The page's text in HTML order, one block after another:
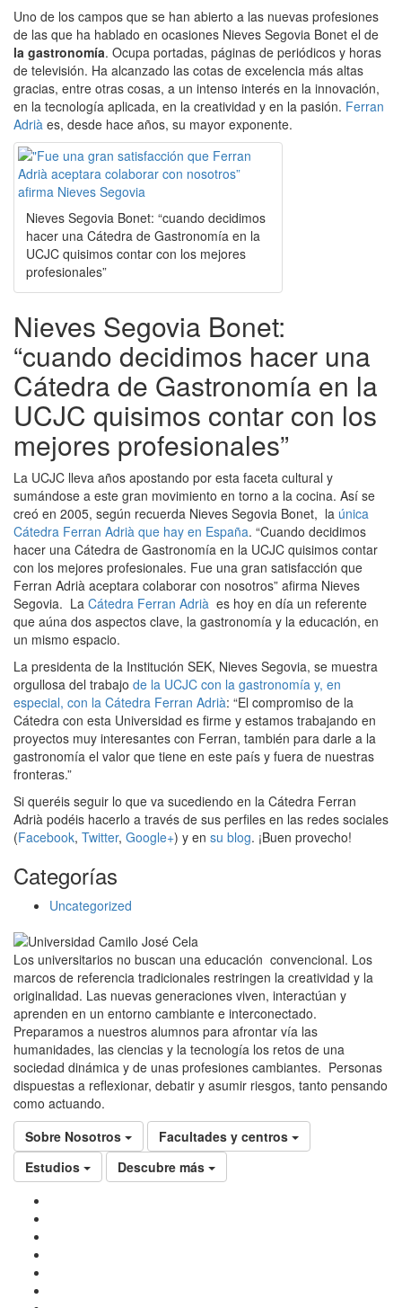
Uno de los campos que se han abierto a las nuevas profesiones
de las que ha hablado en ocasiones Nieves Segovia Bonet el de
la gastronomía. Ocupa portadas, páginas de periódicos y horas
de televisión. Ha alcanzado las cotas de excelencia más altas
gracias, entre otras cosas, a un intenso interés en la innovación,
en la tecnología aplicada, en la creatividad y en la pasión. Ferran
Adrià es, desde hace años, su mayor exponente.
Nieves Segovia Bonet: “cuando decidimos
hacer una Cátedra de Gastronomía en la
UCJC quisimos contar con los mejores
profesionales”
Nieves Segovia Bonet:
“cuando decidimos hacer una
Cátedra de Gastronomía en la
UCJC quisimos contar con los
mejores profesionales”
La UCJC lleva años apostando por esta faceta cultural y
sumándose a este gran movimiento en torno a la cocina. Así se
creó en 2005, según recuerda Nieves Segovia Bonet, la única
Cátedra Ferran Adrià que hay en España. “Cuando decidimos
hacer una Cátedra de Gastronomía en la UCJC quisimos contar
con los mejores profesionales. Fue una gran satisfacción que
Ferran Adrià aceptara colaborar con nosotros” afirma Nieves
Segovia. La Cátedra Ferran Adrià es hoy en día un referente
que aúna dos aspectos clave, la gastronomía y la educación, en
un mismo espacio.
La presidenta de la Institución SEK, Nieves Segovia, se muestra
orgullosa del trabajo de la UCJC con la gastronomía y, en
especial, con la Cátedra Ferran Adrià: “El compromiso de la
Cátedra con esta Universidad es firme y estamos trabajando en
proyectos muy interesantes con Ferran, también para darle a la
gastronomía el valor que tiene en este país y fuera de nuestras
fronteras.”
Si queréis seguir lo que va sucediendo en la Cátedra Ferran
Adrià podéis hacerlo a través de sus perfiles en las redes sociales
(Facebook, Twitter, Google+) y en su blog. ¡Buen provecho!
Categorías
Uncategorized
Los universitarios no buscan una educación convencional. Los
marcos de referencia tradicionales restringen la creatividad y la
originalidad. Las nuevas generaciones viven, interactúan y
aprenden en un entorno cambiante e interconectado.
Preparamos a nuestros alumnos para afrontar vía las
humanidades, las ciencias y la tecnología los retos de una
sociedad dinámica y de unas profesiones cambiantes. Personas
dispuestas a reflexionar, debatir y asumir riesgos, tanto pensando
como actuando.
Sobre Nosotros
Facultades y centros
Estudios
Descubre más